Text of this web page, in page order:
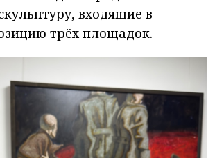
входящие в
трёх площадок.